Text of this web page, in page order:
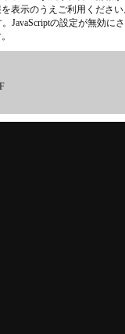
表示のうえご利用くださ
JavaScriptの設定が無効